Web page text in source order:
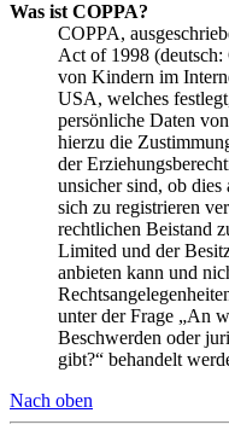
Was ist COPPA?
COPPA,
Act of 1998 (deutsch:
von Kindern im
USA, welches
persönliche Daten
hierzu die
der
unsicher sind, ob dies
sich zu registrieren
rechtlichen Beistand
Limited und der
anbieten kann und
unter der Frage „An
Beschwerden oder
gibt?“ behandelt
Nach oben